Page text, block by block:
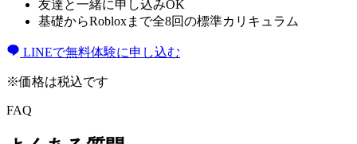
友達と一緒に申し込みOK
基礎からRobloxまで全8回の標準カリキュラム
LINEで無料体験に申し込む
※価格は税込です
FAQ